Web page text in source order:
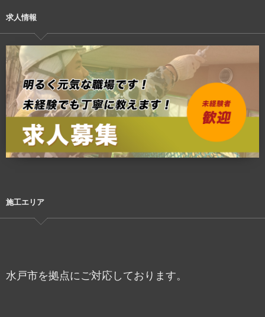
求人情報
施工エリア
水戸市を拠点にご対応しております。